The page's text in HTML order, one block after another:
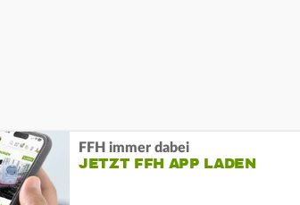
FFH immer dabei
JETZT FFH APP LADEN